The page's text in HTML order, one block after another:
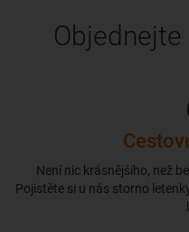
Není nic krásnějšího, než
Pojistěte si u nás storno